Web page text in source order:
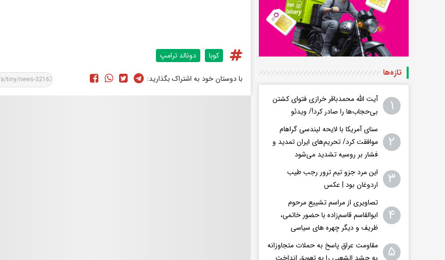
کوبا دونالد ترامپ
با دوستان خود به اشتراک بگذارید: تازه‌ها
۱
آیت الله محمدباقر خرازی فتوای کشتن
بی‌حجاب‌ها را صادر کرد!/ ویدئو
۲
سنای آمریکا با لایحه لیندسی گراهام
موافقت کرد/ تحریم‌های ایران تمدید و
فشار بر روسیه تشدید می‌شود
۳
این مرد جزو تیم ترور رجب طیب
اردوغان بود | عکس
۴
تصاویری از مراسم تشییع مرحوم
ابوالقاسم قاسم‌زاده با حضور خاتمی،
ظریف و دیگر چهره های سیاسی
۵
مقاومت عراق پاسخ به حملات متجاوزانه